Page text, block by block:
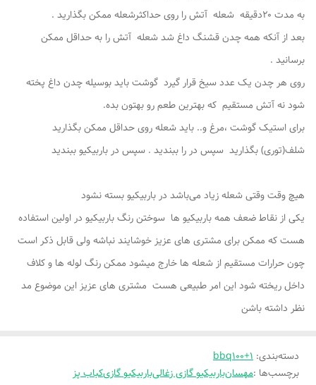
به مدت ۲۰دقیقه شعله آتش را روی حداکثرشعله ممکن بگذارید .
بعد از آنکه همه چدن قشنگ داغ شد شعله آتش را به حداقل ممکن
برسانید .
روی هر چدن یک عدد سیخ قرار گیرد گوشت باید بوسیله چدن داغ پخته
شود نه آتش مستقیم که بهترین طعم رو بهتون بده.
برای استیک گوشت ،مرغ و.. باید شعله روی حداقل ممکن بگذارید
شلف(توری) بگذارید سپس در را ببندید . سپس در باربیکیو ببندید
هیچ وقت وقتی شعله زیاد می‌باشد در باربیکیو بسته نشود
یکی از نقاط ضعف همه باربیکیو ها سوختن رنگ باربیکیو در اولین استفاده
هست که ممکن برای مشتری های عزیز خوشایند نباشه ولی قابل ذکر است
چون حرارات مستقیم از شعله ها خارج میشود ممکن رنگ لوله ها و کلاف
داخل ریخته شود این امر طبیعی هست مشتری های عزیز این موضوع مد
نظر داشته باشن
دسته‌بندی:
bbq100+1
برچسب‌ها :مهسانباربیکیو گازی زغالیباربیکیو گازیکباب پز